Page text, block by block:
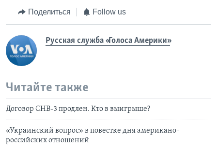
Поделиться Follow us
Русская служба «Голоса Америки»
Читайте также
Договор СНВ-3 продлен. Кто в выигрыше?
«Украинский вопрос» в повестке дня американо-
российских отношений